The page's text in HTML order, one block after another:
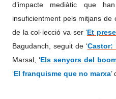
d’impacte mediàtic que
insuficientment pels mitjans
de la col·lecció va ser‘Et
Bagudanch, seguit de‘Castor:
Marsal, ‘Els senyors del
‘El franquisme que no marxa